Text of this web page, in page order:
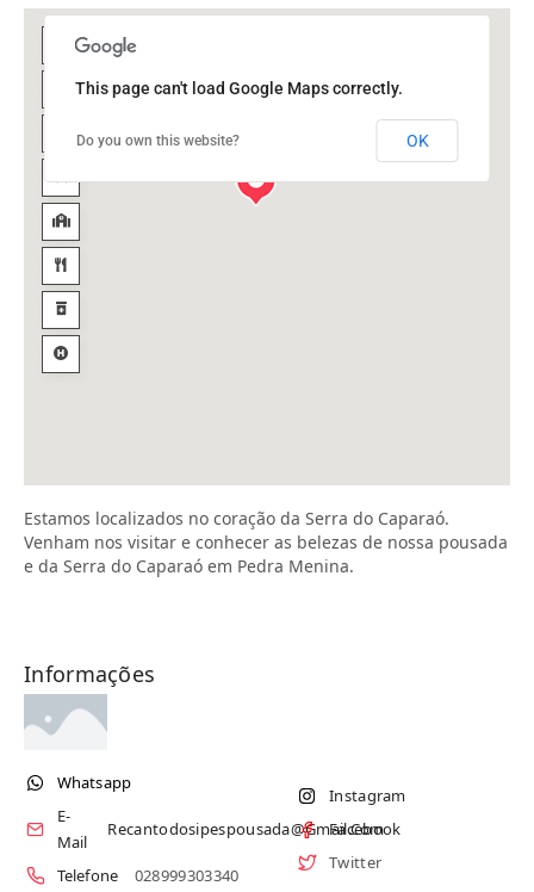
This page can't load Google Maps correctly.
Do you own this website? OK
Estamos localizados no coração da Serra do Caparaó.
Venham nos visitar e conhecer as belezas de nossa pousada
e da Serra do Caparaó em Pedra Menina.
Informações
Whatsapp
E-
Mail
Recantodosipespousada@gmail.com
Telefone 028999303340
Instagram
Facebook
Twitter